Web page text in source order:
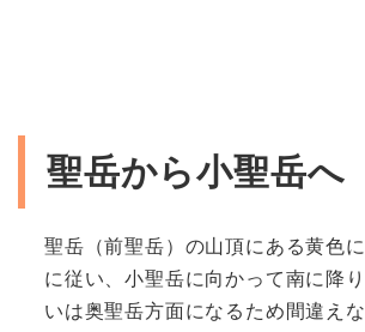
聖岳から小聖岳へ
聖岳（前聖岳）の山頂にある黄色
に従い、小聖岳に向かって南に降
いは奥聖岳方面になるため間違え